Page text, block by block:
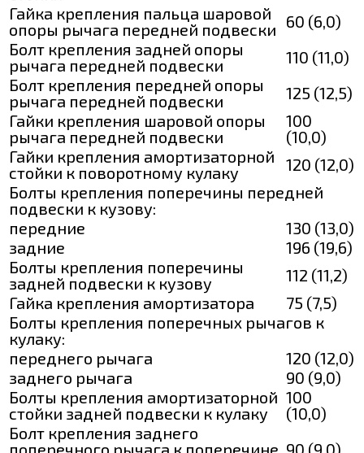
Гайка крепления пальца шаровой
опоры рычага передней подвески 60 (6,0)
Болт крепления задней опоры
рычага передней подвески
110 (11,0)
Болт крепления передней опоры
рычага передней подвески
125 (12,5)
Гайки крепления шаровой опоры
рычага передней подвески
100
(10,0)
Гайки крепления амортизаторной
стойки к поворотному кулаку
120 (12,0)
Болты крепления поперечины передней
подвески к кузову:
передние
130 (13,0)
задние
196 (19,6)
Болты крепления поперечины
задней подвески к кузову
112 (11,2)
Гайка крепления амортизатора
75 (7,5)
Болты крепления поперечных рычагов к
кулаку:
переднего рычага
120 (12,0)
заднего рычага
90 (9,0)
Болты крепления амортизаторной
стойки задней подвески к кулаку
100
(10,0)
Болт крепления заднего
поперечного рычага к поперечине 90 (9,0)